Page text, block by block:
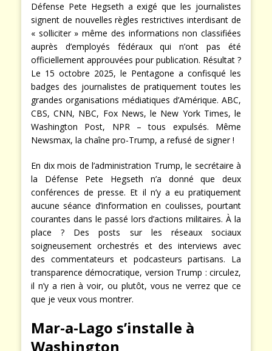
Défense Pete Hegseth a exigé que les journalistes
signent de nouvelles règles restrictives interdisant de
« solliciter » même des informations non classifiées
auprès d’employés fédéraux qui n’ont pas été
officiellement approuvées pour publication. Résultat ?
Le 15 octobre 2025, le Pentagone a confisqué les
badges des journalistes de pratiquement toutes les
grandes organisations médiatiques d’Amérique. ABC,
CBS, CNN, NBC, Fox News, le New York Times, le
Washington Post, NPR – tous expulsés. Même
Newsmax, la chaîne pro-Trump, a refusé de signer !
En dix mois de l’administration Trump, le secrétaire à
la Défense Pete Hegseth n’a donné que deux
conférences de presse. Et il n’y a eu pratiquement
aucune séance d’information en coulisses, pourtant
courantes dans le passé lors d’actions militaires. À la
place ? Des posts sur les réseaux sociaux
soigneusement orchestrés et des interviews avec
des commentateurs et podcasteurs partisans. La
transparence démocratique, version Trump : circulez,
il n’y a rien à voir, ou plutôt, vous ne verrez que ce
que je veux vous montrer.
Mar-a-Lago s’installe à
Washington